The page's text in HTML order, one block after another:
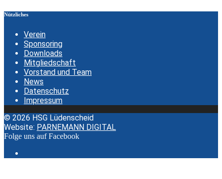
Nützliches
Verein
Sponsoring
Downloads
Mitgliedschaft
Vorstand und Team
News
Datenschutz
Impressum
© 2026 HSG Lüdenscheid
Website: PARNEMANN DIGITAL
Folge uns auf Facebook